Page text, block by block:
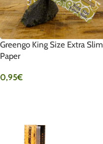
Greengo King Size Extra Slim
Paper
0,95€